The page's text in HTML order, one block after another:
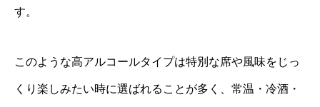
す。
このような高アルコールタイプは特別な席や風味をじっ
くり楽しみたい時に選ばれることが多く、常温・冷酒・